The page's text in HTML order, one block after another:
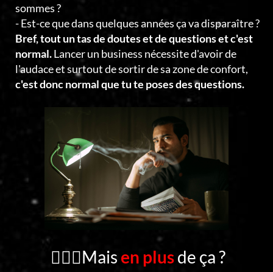
sommes ?
- Est-ce que dans quelques années ça va disparaître ?
Bref, tout un tas de doutes et de questions et c'est
normal.Lancer un business nécessite d'avoir de
l'audace et surtout de sortir de sa zone de confort,
c'est donc normal que tu te poses des questions.
🤦🏻‍♂️Maisen plusde ça ?